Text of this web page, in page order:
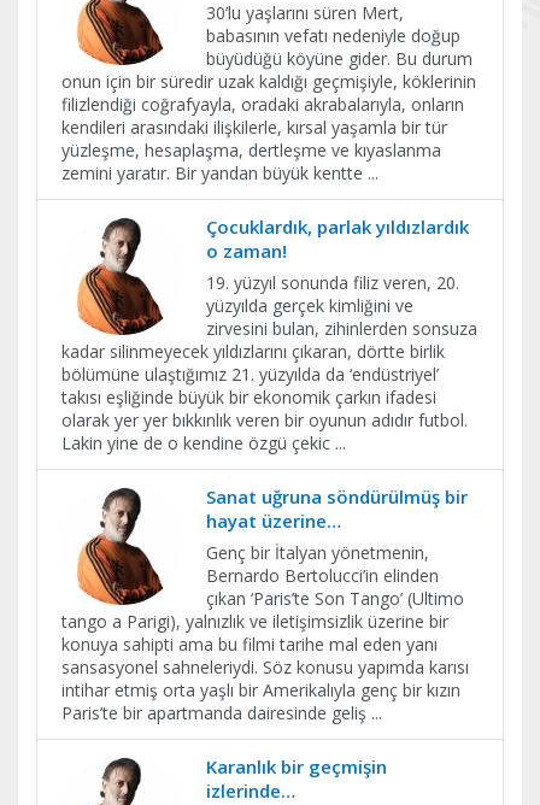
30’lu yaşlarını süren Mert,
babasının vefatı nedeniyle doğup
büyüdüğü köyüne gider. Bu durum
onun için bir süredir uzak kaldığı geçmişiyle, köklerinin
filizlendiği coğrafyayla, oradaki akrabalarıyla, onların
kendileri arasındaki ilişkilerle, kırsal yaşamla bir tür
yüzleşme, hesaplaşma, dertleşme ve kıyaslanma
zemini yaratır. Bir yandan büyük kentte ...
Çocuklardık, parlak yıldızlardık
o zaman!
19. yüzyıl sonunda filiz veren, 20.
yüzyılda gerçek kimliğini ve
zirvesini bulan, zihinlerden sonsuza
kadar silinmeyecek yıldızlarını çıkaran, dörtte birlik
bölümüne ulaştığımız 21. yüzyılda da ‘endüstriyel’
takısı eşliğinde büyük bir ekonomik çarkın ifadesi
olarak yer yer bıkkınlık veren bir oyunun adıdır futbol.
Lakin yine de o kendine özgü çekic ...
Sanat uğruna söndürülmüş bir
hayat üzerine…
Genç bir İtalyan yönetmenin,
Bernardo Bertolucci’in elinden
çıkan ‘Paris’te Son Tango’ (Ultimo
tango a Parigi), yalnızlık ve iletişimsizlik üzerine bir
konuya sahipti ama bu filmi tarihe mal eden yanı
sansasyonel sahneleriydi. Söz konusu yapımda karısı
intihar etmiş orta yaşlı bir Amerikalıyla genç bir kızın
Paris’te bir apartmanda dairesinde geliş ...
Karanlık bir geçmişin
izlerinde…